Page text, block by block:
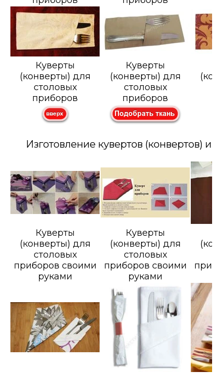
Куверты
(конверты) для
столовых
приборов
Куверты
(конверты) для
столовых
приборов
Изготовление кувертов (конвертов) из
Куверты
(конверты) для
столовых
приборов своими
руками
Куверты
(конверты) для
столовых
приборов своими
руками